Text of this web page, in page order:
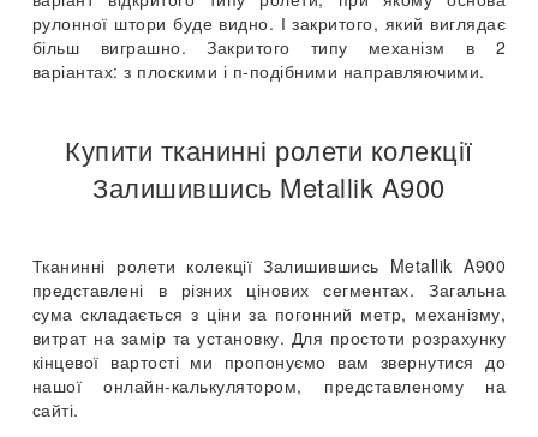
рулонної штори буде видно. І закритого, який виглядає
більш виграшно. Закритого типу механізм в 2
варіантах: з плоскими і п-подібними направляючими.
Купити тканинні ролети колекції
Залишившись Metallik A900
Тканинні ролети колекції Залишившись Metallik A900
представлені в різних цінових сегментах. Загальна
сума складається з ціни за погонний метр, механізму,
витрат на замір та установку. Для простоти розрахунку
кінцевої вартості ми пропонуємо вам звернутися до
нашої онлайн-калькулятором, представленому на
сайті.